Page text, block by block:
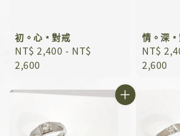
初。心﹡對戒
Regular
price
NT$ 2,400 - NT$
2,600
情。深
Regular
price
NT$
2,600